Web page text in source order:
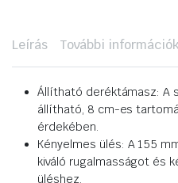
Leírás További információk
Állítható deréktámasz: A
állítható, 8 cm-es
érdekében.
Kényelmes ülés: A 155
kiváló rugalmasságot és
üléshez.